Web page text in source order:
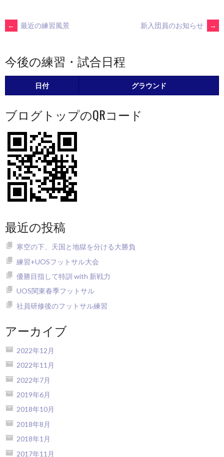
POST
NAVIGATION
← 最近の練習風景 新入団員のお知らせ →
今後の練習・試合日程
日付 グラウンド
ブログトップのQRコード
最近の投稿
寒空の下、天国と地獄を分ける大勝負
練習+UOSフットサル大会
優勝目指して特訓 with 新戦力
UOS関東春季フットサル
社員研修後のフットサル練習
アーカイブ
2022年12月
2022年11月
2022年7月
2019年6月
2018年10月
2018年8月
2018年1月
2017年11月